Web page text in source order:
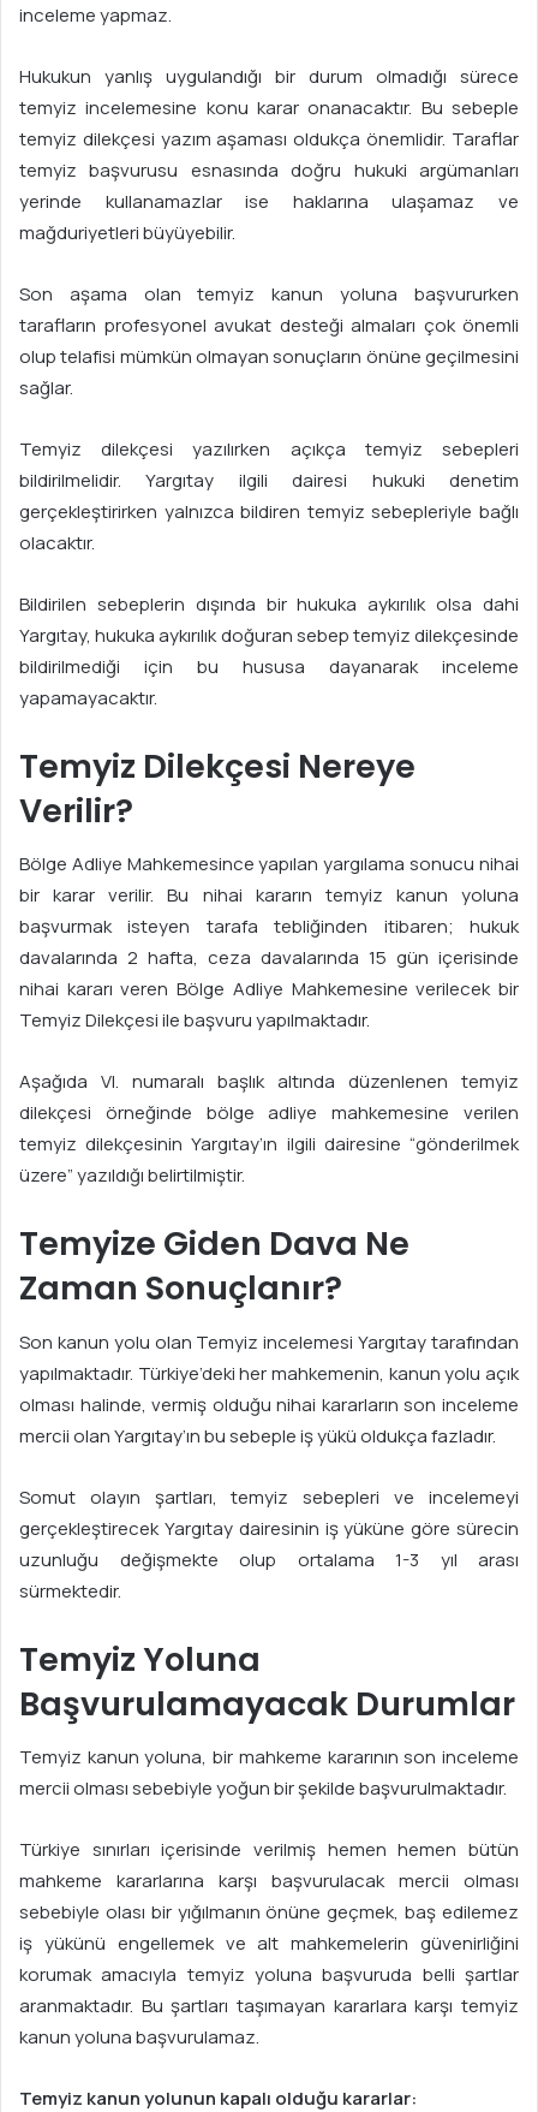
inceleme yapmaz.
Hukukun yanlış uygulandığı bir durum olmadığı sürece
temyiz incelemesine konu karar onanacaktır. Bu sebeple
temyiz dilekçesi yazım aşaması oldukça önemlidir. Taraflar
temyiz başvurusu esnasında doğru hukuki argümanları
yerinde kullanamazlar ise haklarına ulaşamaz ve
mağduriyetleri büyüyebilir.
Son aşama olan temyiz kanun yoluna başvururken
tarafların profesyonel avukat desteği almaları çok önemli
olup telafisi mümkün olmayan sonuçların önüne geçilmesini
sağlar.
Temyiz dilekçesi yazılırken açıkça temyiz sebepleri
bildirilmelidir. Yargıtay ilgili dairesi hukuki denetim
gerçekleştirirken yalnızca bildiren temyiz sebepleriyle bağlı
olacaktır.
Bildirilen sebeplerin dışında bir hukuka aykırılık olsa dahi
Yargıtay, hukuka aykırılık doğuran sebep temyiz dilekçesinde
bildirilmediği için bu hususa dayanarak inceleme
yapamayacaktır.
Temyiz Dilekçesi Nereye
Verilir?
Bölge Adliye Mahkemesince yapılan yargılama sonucu nihai
bir karar verilir. Bu nihai kararın temyiz kanun yoluna
başvurmak isteyen tarafa tebliğinden itibaren; hukuk
davalarında 2 hafta, ceza davalarında 15 gün içerisinde
nihai kararı veren Bölge Adliye Mahkemesine verilecek bir
Temyiz Dilekçesi ile başvuru yapılmaktadır.
Aşağıda VI. numaralı başlık altında düzenlenen temyiz
dilekçesi örneğinde bölge adliye mahkemesine verilen
temyiz dilekçesinin Yargıtay’ın ilgili dairesine “gönderilmek
üzere” yazıldığı belirtilmiştir.
Temyize Giden Dava Ne
Zaman Sonuçlanır?
Son kanun yolu olan Temyiz incelemesi Yargıtay tarafından
yapılmaktadır. Türkiye’deki her mahkemenin, kanun yolu açık
olması halinde, vermiş olduğu nihai kararların son inceleme
mercii olan Yargıtay’ın bu sebeple iş yükü oldukça fazladır.
Somut olayın şartları, temyiz sebepleri ve incelemeyi
gerçekleştirecek Yargıtay dairesinin iş yüküne göre sürecin
uzunluğu değişmekte olup ortalama 1-3 yıl arası
sürmektedir.
Temyiz Yoluna
Başvurulamayacak Durumlar
Temyiz kanun yoluna, bir mahkeme kararının son inceleme
mercii olması sebebiyle yoğun bir şekilde başvurulmaktadır.
Türkiye sınırları içerisinde verilmiş hemen hemen bütün
mahkeme kararlarına karşı başvurulacak mercii olması
sebebiyle olası bir yığılmanın önüne geçmek, baş edilemez
iş yükünü engellemek ve alt mahkemelerin güvenirliğini
korumak amacıyla temyiz yoluna başvuruda belli şartlar
aranmaktadır. Bu şartları taşımayan kararlara karşı temyiz
kanun yoluna başvurulamaz.
Temyiz kanun yolunun kapalı olduğu kararlar: